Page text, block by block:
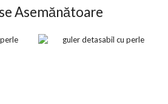
Asemănătoare